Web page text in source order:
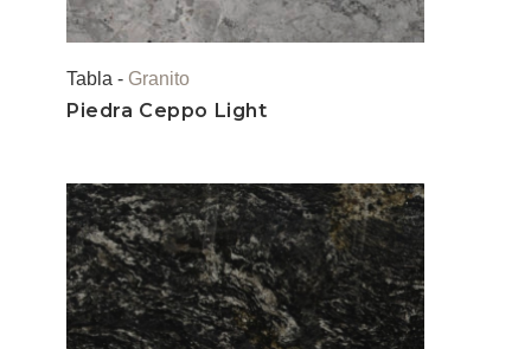
Tabla - Granito
Piedra Ceppo Light